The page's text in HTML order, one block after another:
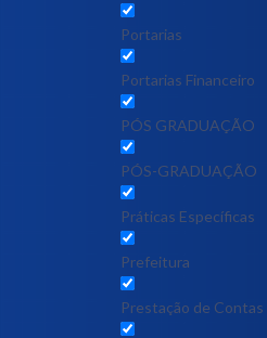
Portarias
Portarias Financeiro
PÓS GRADUAÇÃO
PÓS-GRADUAÇÃO
Práticas Específicas
Prefeitura
Prestação de Contas